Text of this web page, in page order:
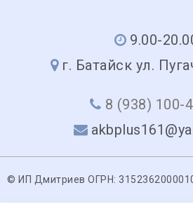
9.00-
г. Батайск ул.
8 (938) 100-
© ИП Дмитриев ОГРН: